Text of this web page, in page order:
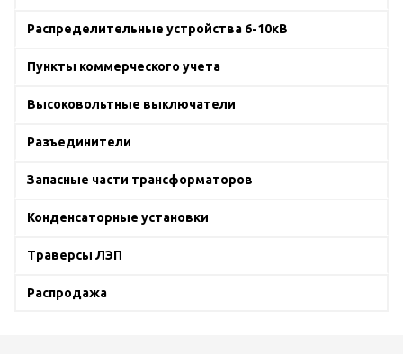
Распределительные устройства 6-10кВ
Пункты коммерческого учета
Высоковольтные выключатели
Разъединители
Запасные части трансформаторов
Конденсаторные установки
Траверсы ЛЭП
Распродажа